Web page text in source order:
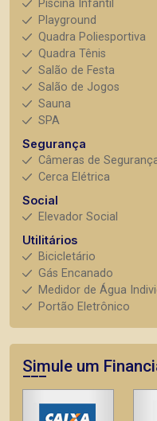
Piscina Infantil
Playground
Quadra Poliesportiva
Quadra Tênis
Salão de Festa
Salão de Jogos
Sauna
SPA
Segurança
Câmeras de
Cerca Elétrica
Social
Elevador Social
Utilitários
Bicicletário
Gás Encanado
Medidor de Água
Portão Eletrônico
Simule um